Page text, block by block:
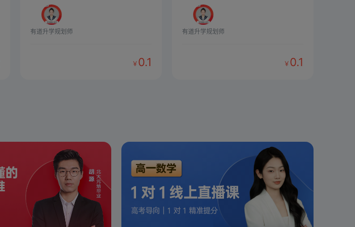
有道升学规划师
￥ 0.1
有道升学规划师
￥ 0.1